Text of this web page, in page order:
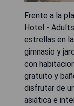
Frente a la
Hotel -
estrellas en
gimnasio y
con
gratuito y
disfrutar de
asiática e